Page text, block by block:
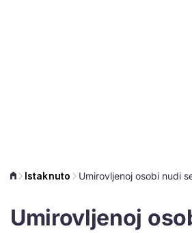
Istaknuto
Umirovljenoj